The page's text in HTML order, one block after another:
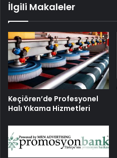
İlgili Makaleler
Keçiören’de Profesyonel
Halı Yıkama Hizmetleri